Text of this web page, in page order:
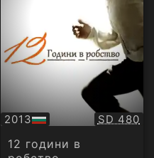
2013
БГ
аудио
SD 480
12 години в